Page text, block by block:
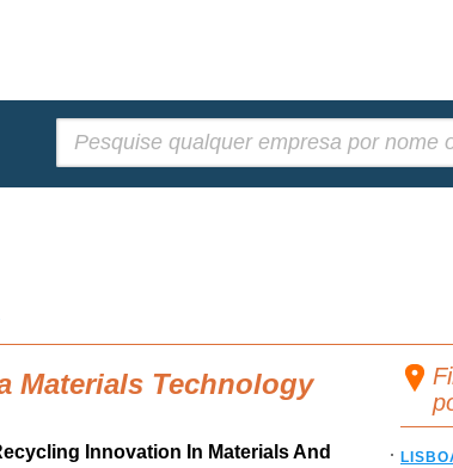
Materials Technology
Innovation In Materials And